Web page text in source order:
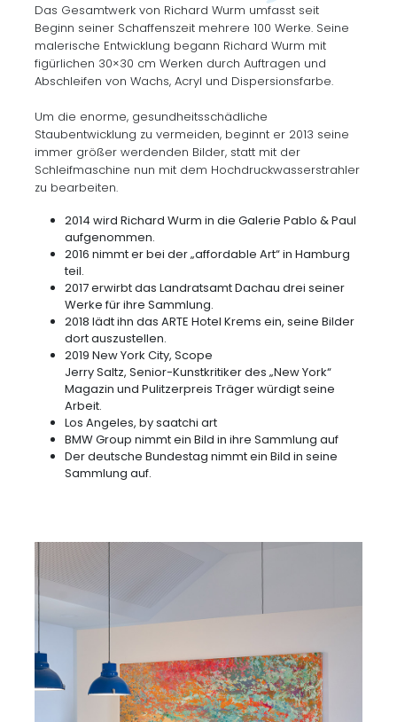
Das Gesamtwerk von Richard Wurm umfasst seit
Beginn seiner Schaffenszeit mehrere 100 Werke. Seine
malerische Entwicklung begann Richard Wurm mit
figürlichen 30×30 cm Werken durch Auftragen und
Abschleifen von Wachs, Acryl und Dispersionsfarbe.
Um die enorme, gesundheitsschädliche
Staubentwicklung zu vermeiden, beginnt er 2013 seine
immer größer werdenden Bilder, statt mit der
Schleifmaschine nun mit dem Hochdruckwasserstrahler
zu bearbeiten.
2014 wird Richard Wurm in die Galerie Pablo & Paul
aufgenommen.
2016 nimmt er bei der „affordable Art“ in Hamburg
teil.
2017 erwirbt das Landratsamt Dachau drei seiner
Werke für ihre Sammlung.
2018 lädt ihn das ARTE Hotel Krems ein, seine Bilder
dort auszustellen.
2019 New York City, Scope
Jerry Saltz, Senior-Kunstkritiker des „New York“
Magazin und Pulitzerpreis Träger würdigt seine
Arbeit.
Los Angeles, by saatchi art
BMW Group nimmt ein Bild in ihre Sammlung auf
Der deutsche Bundestag nimmt ein Bild in seine
Sammlung auf.